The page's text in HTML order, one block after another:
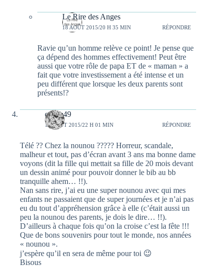
Le Rire des Anges
18 AOÛT 2015/20 H 35 MIN RÉPONDRE
Ravie qu’un homme relève ce point! Je pense que
ça dépend des hommes effectivement! Peut être
aussi que votre rôle de papa ET de « maman » a
fait que votre investissement a été intense et un
peu différent que lorsque les deux parents sont
présents!?
celine49
18 AOÛT 2015/22 H 01 MIN RÉPONDRE
Télé ?? Chez la nounou ????? Horreur, scandale,
malheur et tout, pas d’écran avant 3 ans ma bonne dame
voyons (dit la fille qui mettait sa fille de 20 mois devant
un dessin animé pour pouvoir donner le bib au bb
tranquille ahem… !!).
Nan sans rire, j’ai eu une super nounou avec qui mes
enfants ne passaient que de super journées et je n’ai pas
eu du tout d’appréhension grâce à elle (c’était aussi un
peu la nounou des parents, je dois le dire… !!).
D’ailleurs à chaque fois qu’on la croise c’est la fête !!!
Que de bons souvenirs pour tout le monde, nos années
« nounou ».
j’espère qu’il en sera de même pour toi 😉
Bisous